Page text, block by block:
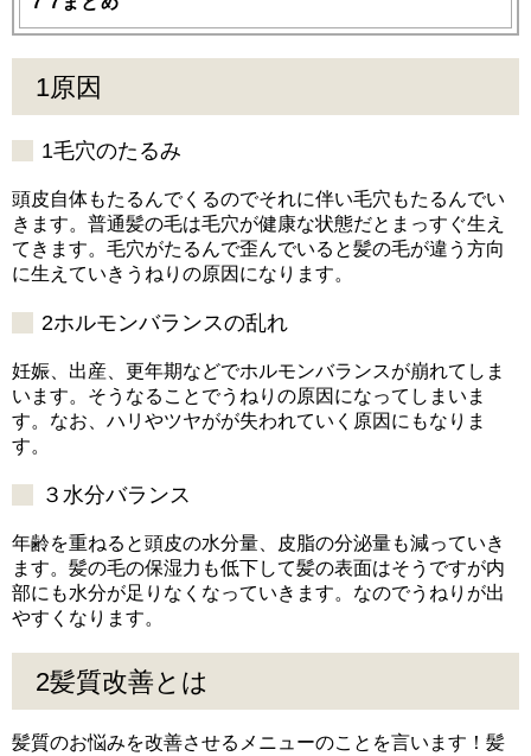
1原因
1毛穴のたるみ
頭皮自体もたるんでくるのでそれに伴い毛穴もたるんでい
きます。普通髪の毛は毛穴が健康な状態だとまっすぐ生え
てきます。毛穴がたるんで歪んでいると髪の毛が違う方向
に生えていきうねりの原因になります。
2ホルモンバランスの乱れ
妊娠、出産、更年期などでホルモンバランスが崩れてしま
います。そうなることでうねりの原因になってしまいま
す。なお、ハリやツヤがが失われていく原因にもなりま
す。
３水分バランス
年齢を重ねると頭皮の水分量、皮脂の分泌量も減っていき
ます。髪の毛の保湿力も低下して髪の表面はそうですが内
部にも水分が足りなくなっていきます。なのでうねりが出
やすくなります。
2髪質改善とは
髪質のお悩みを改善させるメニューのことを言います！髪